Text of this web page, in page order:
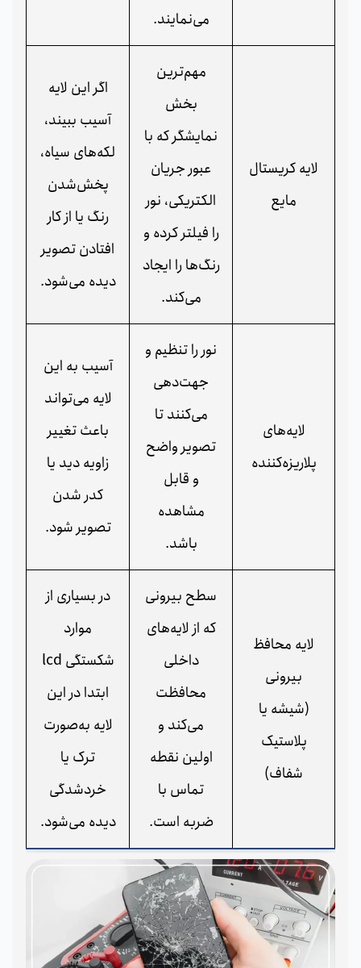
می‌نمایند.
لایه کریستال
مایع
مهم‌ترین
بخش
نمایشگر که با
عبور جریان
الکتریکی، نور
را فیلتر کرده و
رنگ‌ها را ایجاد
می‌کند.
اگر این لایه
آسیب ببیند،
لکه‌های سیاه،
پخش‌شدن
رنگ یا از کار
افتادن تصویر
دیده می‌شود.
لایه‌های
پلاریزه‌کننده
نور را تنظیم و
جهت‌دهی
می‌کنند تا
تصویر واضح
و قابل
مشاهده
باشد.
آسیب به این
لایه می‌تواند
باعث تغییر
زاویه دید یا
کدر شدن
تصویر شود.
لایه محافظ
بیرونی
(شیشه یا
پلاستیک
شفاف)
سطح بیرونی
که از لایه‌های
داخلی
محافظت
می‌کند و
اولین نقطه
تماس با
ضربه است.
در بسیاری از
موارد
شکستگی lcd
ابتدا در این
لایه به‌صورت
ترک یا
خردشدگی
دیده می‌شود.